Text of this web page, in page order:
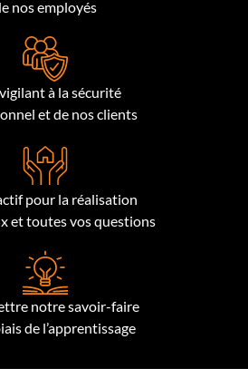
nos employés
à la sécurité
et de nos clients
pour la réalisation
et toutes vos questions
notre savoir-faire
de l’apprentissage